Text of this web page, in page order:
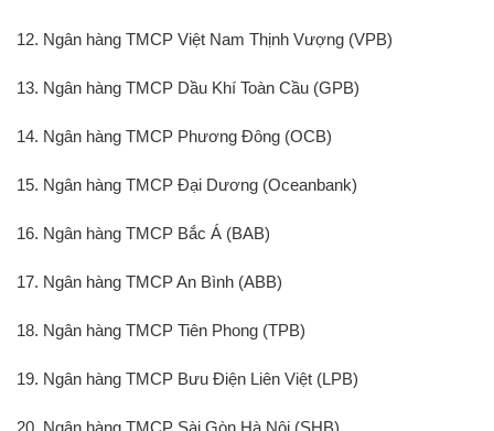
12. Ngân hàng TMCP Việt Nam Thịnh Vượng (VPB)
13. Ngân hàng TMCP Dầu Khí Toàn Cầu (GPB)
14. Ngân hàng TMCP Phương Đông (OCB)
15. Ngân hàng TMCP Đại Dương (Oceanbank)
16. Ngân hàng TMCP Bắc Á (BAB)
17. Ngân hàng TMCP An Bình (ABB)
18. Ngân hàng TMCP Tiên Phong (TPB)
19. Ngân hàng TMCP Bưu Điện Liên Việt (LPB)
20. Ngân hàng TMCP Sài Gòn Hà Nội (SHB)